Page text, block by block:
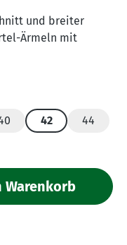
und breiter
Ärmeln mit
Option ist zurzeit nicht
42
44
Warenkorb